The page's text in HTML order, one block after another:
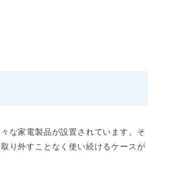
な家電製品が設置されています。そ
り外すことなく使い続けるケースが